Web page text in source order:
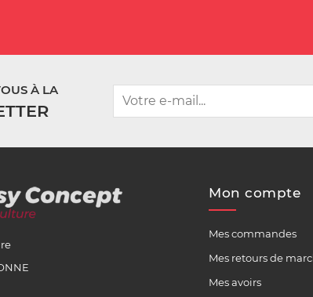
À LA
Mon compte
Mes commandes
Mes retours de
Mes avoirs